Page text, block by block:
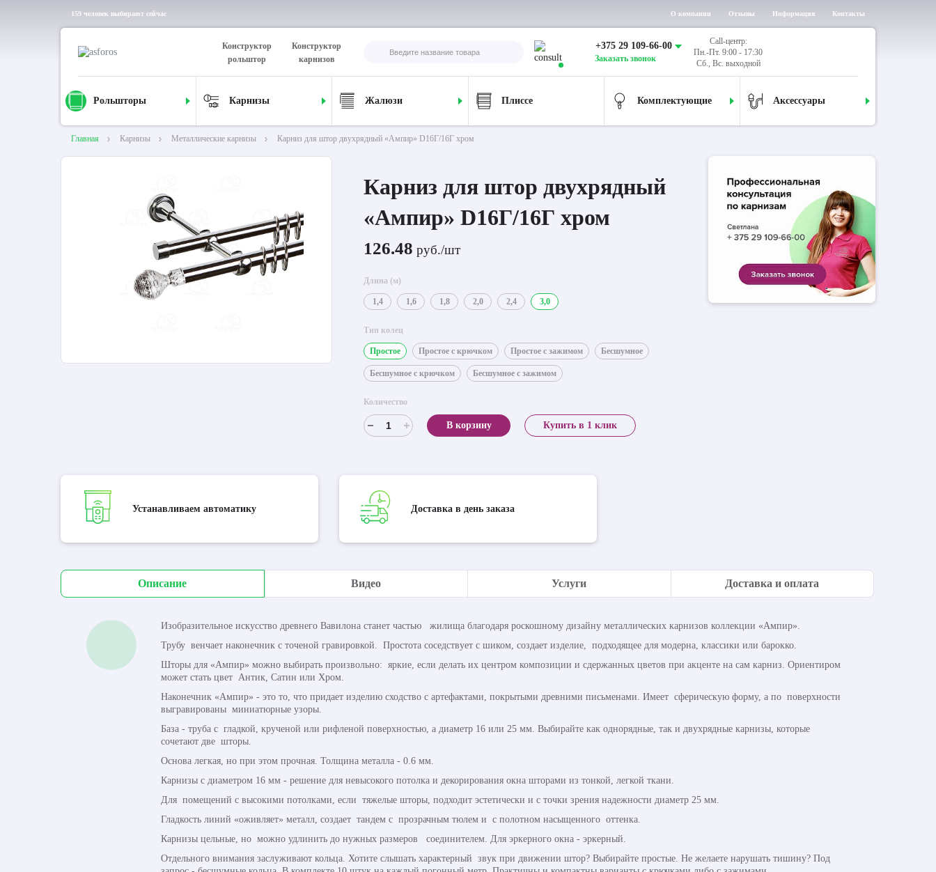
159 человек выбирают сейчас О компании Отзывы Информация Контакты
Конструктор
рольштор
Конструктор
карнизов
+375 29 109-66-00
Заказать звонок
Call-центр:
Пн.-Пт. 9:00 - 17:30
Сб., Вс. выходной
Рольшторы Карнизы Жалюзи Плиссе Комплектующие Аксессуары
Главная Карнизы Металлические карнизы Карниз для штор двухрядный «Ампир» D16Г/16Г хром
Карниз для штор двухрядный
«Ампир» D16Г/16Г хром
126.48 руб./шт
Длина (м)
1,4 1,6 1,8 2,0 2,4 3,0
Тип колец
Простое Простое с крючком Простое с зажимом Бесшумное
Бесшумное с крючком Бесшумное с зажимом
Количество
В корзину Купить в 1 клик
Устанавливаем автоматику Доставка в день заказа
Описание Видео Услуги Доставка и оплата
Изобразительное искусство древнего Вавилона станет частью жилища благодаря роскошному дизайну металлических карнизов коллекции «Ампир».
Трубу венчает наконечник с точеной гравировкой. Простота соседствует с шиком, создает изделие, подходящее для модерна, классики или барокко.
Шторы для «Ампир» можно выбирать произвольно: яркие, если делать их центром композиции и сдержанных цветов при акценте на сам карниз. Ориентиром
может стать цвет Антик, Сатин или Хром.
Наконечник «Ампир» - это то, что придает изделию сходство с артефактами, покрытыми древними письменами. Имеет сферическую форму, а по поверхности
выгравированы миниатюрные узоры.
База - труба с гладкой, крученой или рифленой поверхностью, а диаметр 16 или 25 мм. Выбирайте как однорядные, так и двухрядные карнизы, которые
сочетают две шторы.
Основа легкая, но при этом прочная. Толщина металла - 0.6 мм.
Карнизы с диаметром 16 мм - решение для невысокого потолка и декорирования окна шторами из тонкой, легкой ткани.
Для помещений с высокими потолками, если тяжелые шторы, подходит эстетически и с точки зрения надежности диаметр 25 мм.
Гладкость линий «оживляет» металл, создает тандем с прозрачным тюлем и с полотном насыщенного оттенка.
Карнизы цельные, но можно удлинить до нужных размеров соединителем. Для эркерного окна - эркерный.
Отдельного внимания заслуживают кольца. Хотите слышать характерный звук при движении штор? Выбирайте простые. Не желаете нарушать тишину? Под